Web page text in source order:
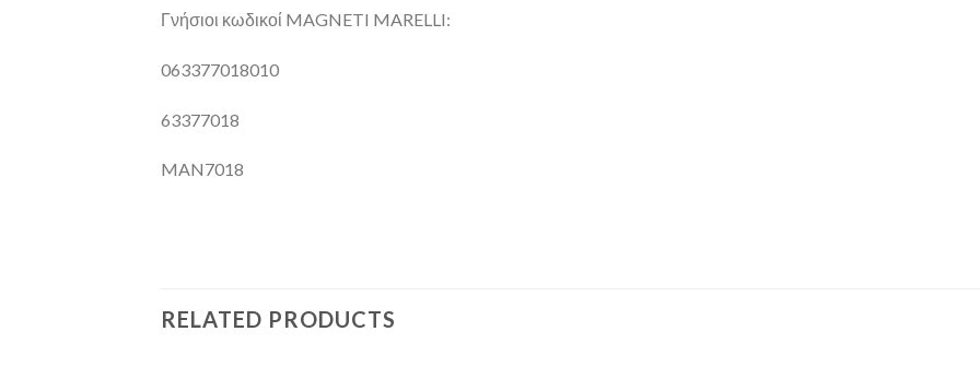
Γνήσιοι κωδικοί MAGNETI MARELLI:
063377018010
63377018
MAN7018
RELATED PRODUCTS